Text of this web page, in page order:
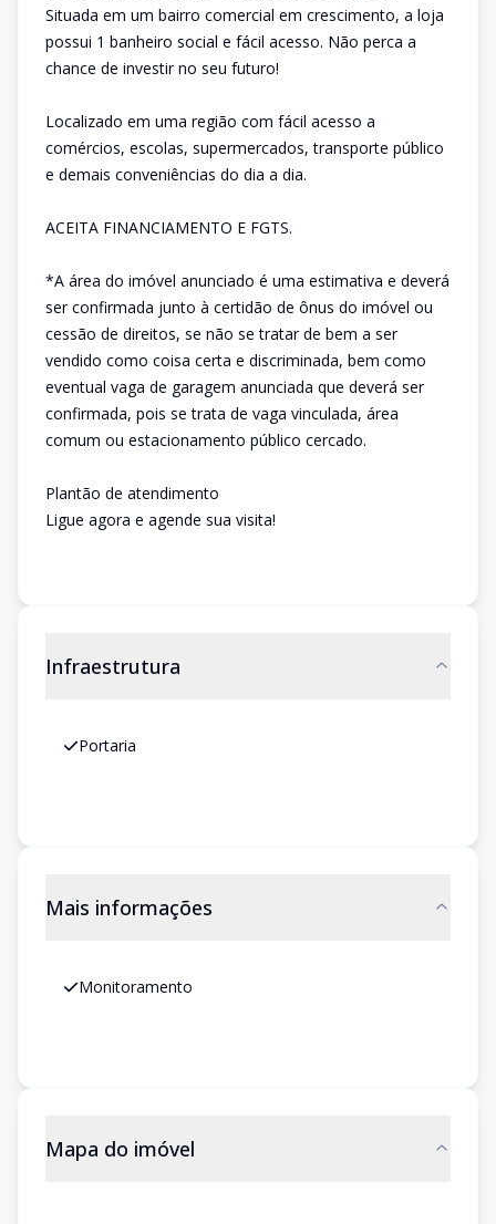
Situada em um bairro comercial em crescimento, a loja
possui 1 banheiro social e fácil acesso. Não perca a
chance de investir no seu futuro!
Localizado em uma região com fácil acesso a
comércios, escolas, supermercados, transporte público
e demais conveniências do dia a dia.
ACEITA FINANCIAMENTO E FGTS.
*A área do imóvel anunciado é uma estimativa e deverá
ser confirmada junto à certidão de ônus do imóvel ou
cessão de direitos, se não se tratar de bem a ser
vendido como coisa certa e discriminada, bem como
eventual vaga de garagem anunciada que deverá ser
confirmada, pois se trata de vaga vinculada, área
comum ou estacionamento público cercado.
Plantão de atendimento
Ligue agora e agende sua visita!
Infraestrutura
Portaria
Mais informações
Monitoramento
Mapa do imóvel